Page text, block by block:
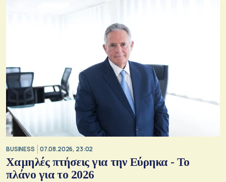
BUSINESS 07.08.2026, 23:02
Χαμηλές πτήσεις για την Εύρηκα - Το
πλάνο για το 2026